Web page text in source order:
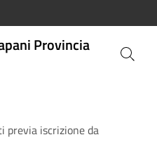
Provincia
previa iscrizione da